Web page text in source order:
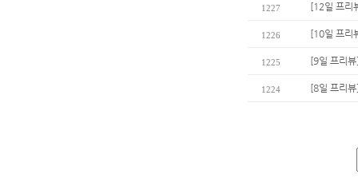
1227 [12일 프리
1226 [10일 프리
1225 [9일 프리
1224 [8일 프리